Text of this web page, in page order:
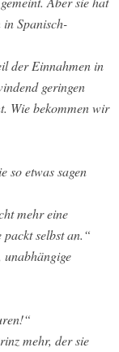
in Spanisch-
der Einnahmen in
geringen
Wie bekommen wir
so etwas sagen
mehr eine
selbst an.“
unabhängige
mehr, der sie